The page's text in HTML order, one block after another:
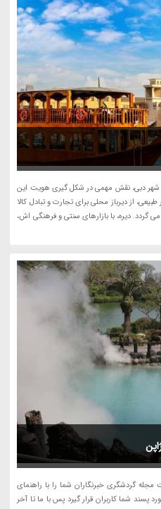
شهر دبی، نقش مهمی در شکل گیری هویت این
از دیرباز محلی برای تجارت و تبادل کالا
گردد. دیره، با بازارهای سنتی و فرهنگی اش،
مجله گردشگری خبرنگاران شما را با راهنمای
پسند شما کاربران قرار گیرد پس با ما تا آخر